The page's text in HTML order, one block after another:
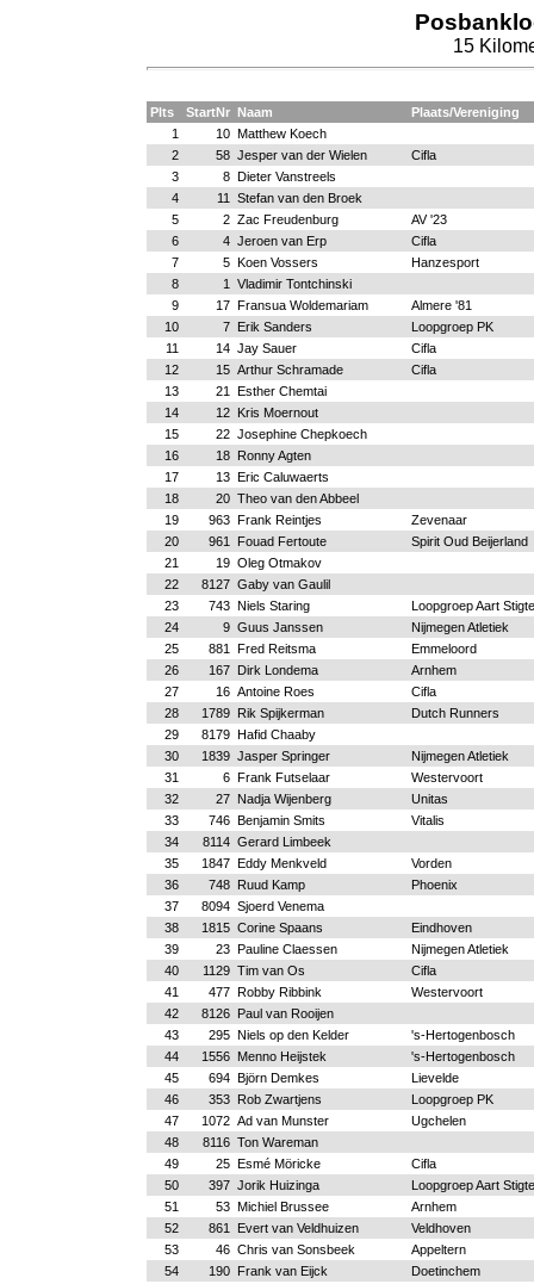
15
Plts StartNr Naam
Plaats/Vereniging
1
10 Matthew Koech
2
58 Jesper van der Wielen
Cifla
3
8 Dieter Vanstreels
4
11
Stefan van den Broek
5
2 Zac Freudenburg
AV '23
6
4 Jeroen van Erp
Cifla
7
5 Koen Vossers
Hanzesport
8
1
Vladimir Tontchinski
9
17 Fransua Woldemariam
Almere '81
10
7 Erik Sanders
Loopgroep PK
11
14 Jay Sauer
Cifla
12
15 Arthur Schramade
Cifla
13
21
Esther Chemtai
14
12 Kris Moernout
15
22 Josephine Chepkoech
16
18 Ronny Agten
17
13 Eric Caluwaerts
18
20 Theo van den Abbeel
19
963 Frank Reintjes
Zevenaar
20
961 Fouad Fertoute
Spirit Oud Beijerland
21
19 Oleg Otmakov
22
8127 Gaby van Gaulil
23
743 Niels Staring
Loopgroep Aart
24
9 Guus Janssen
Nijmegen Atletiek
25
881 Fred Reitsma
Emmeloord
26
167 Dirk Londema
Arnhem
27
16 Antoine Roes
Cifla
28
1789 Rik Spijkerman
Dutch Runners
29
8179 Hafid Chaaby
30
1839 Jasper Springer
Nijmegen Atletiek
31
6 Frank Futselaar
Westervoort
32
27 Nadja Wijenberg
Unitas
33
746 Benjamin Smits
Vitalis
34
8114 Gerard Limbeek
35
1847 Eddy Menkveld
Vorden
36
748 Ruud Kamp
Phoenix
37
8094 Sjoerd Venema
38
1815 Corine Spaans
Eindhoven
39
23 Pauline Claessen
Nijmegen Atletiek
40
1129 Tim van Os
Cifla
41
477 Robby Ribbink
Westervoort
42
8126 Paul van Rooijen
43
295 Niels op den Kelder
's-Hertogenbosch
44
1556 Menno Heijstek
's-Hertogenbosch
45
694 Björn Demkes
Lievelde
46
353 Rob Zwartjens
Loopgroep PK
47
1072 Ad van Munster
Ugchelen
48
8116 Ton Wareman
49
25 Esmé Möricke
Cifla
50
397 Jorik Huizinga
Loopgroep Aart
51
53 Michiel Brussee
Arnhem
52
861 Evert van Veldhuizen
Veldhoven
53
46 Chris van Sonsbeek
Appeltern
54
190 Frank van Eijck
Doetinchem